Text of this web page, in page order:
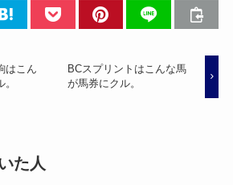
はこん
BCスプリントはこんな馬
が馬券にクル。
た人